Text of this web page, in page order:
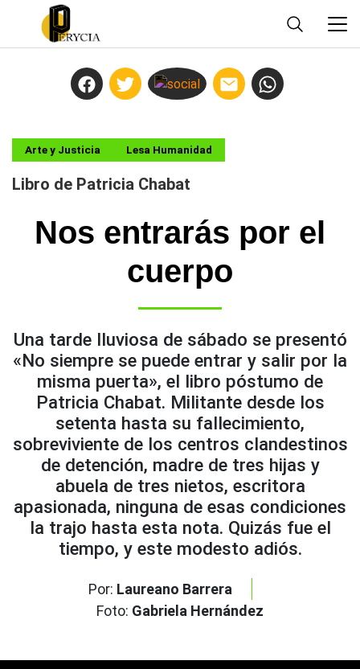
Arte y Justicia Lesa Humanidad
Libro de Patricia Chabat
Nos entrarás por el
cuerpo
Una tarde lluviosa de sábado se presentó
«No siempre se puede entrar y salir por la
misma puerta», el libro póstumo de
Patricia Chabat. Militante desde los
setenta hasta su fallecimiento,
sobreviviente de los centros clandestinos
de detención, madre de tres hijas y
abuela de tres nietos, escritora
apasionada, ninguna de esas condiciones
la trajo hasta esta nota. Quizás fue el
tiempo, y este modesto adiós.
Por: Laureano Barrera
Foto: Gabriela Hernández